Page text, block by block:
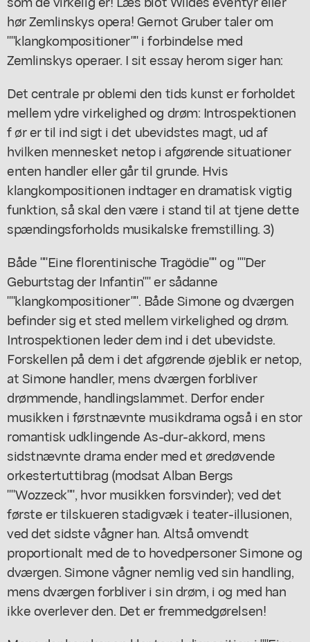
hør Zemlinskys opera! Gernot Gruber taler om
""klangkompositioner"" i forbindelse med
Zemlinskys operaer. I sit essay herom siger han:
Det centrale pr oblemi den tids kunst er forholdet
mellem ydre virkelighed og drøm: Introspektionen
f ør er til ind sigt i det ubevidstes magt, ud af
hvilken mennesket netop i afgørende situationer
enten handler eller går til grunde. Hvis
klangkompositionen indtager en dramatisk vigtig
funktion, så skal den være i stand til at tjene dette
spændingsforholds musikalske fremstilling. 3)
Både ""Eine florentinische Tragödie"" og ""Der
Geburtstag der Infantin"" er sådanne
""klangkompositioner"". Både Simone og dværgen
befinder sig et sted mellem virkelighed og drøm.
Introspektionen leder dem ind i det ubevidste.
Forskellen på dem i det afgørende øjeblik er netop,
at Simone handler, mens dværgen forbliver
drømmende, handlingslammet. Derfor ender
musikken i førstnævnte musikdrama også i en stor
romantisk udklingende As-dur-akkord, mens
sidstnævnte drama ender med et øredøvende
orkestertuttibrag (modsat Alban Bergs
""Wozzeck"", hvor musikken forsvinder); ved det
første er tilskueren stadigvæk i teater-illusionen,
ved det sidste vågner han. Altså omvendt
proportionalt med de to hovedpersoner Simone og
dværgen. Simone vågner nemlig ved sin handling,
mens dværgen forbliver i sin drøm, i og med han
ikke overlever den. Det er fremmedgørelsen!